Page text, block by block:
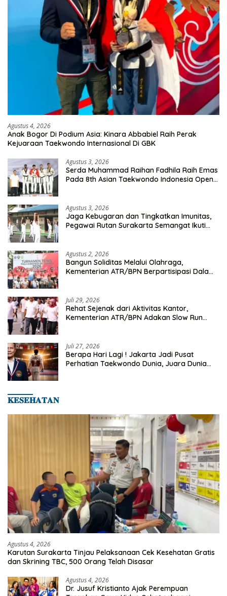
Agustus 4, 2026
Anak Bogor Di Podium Asia: Kinara Abbabiel Raih Perak
Kejuaraan Taekwondo Internasional Di GBK
Agustus 3, 2026
Serda Muhammad Raihan Fadhila Raih Emas
Pada 8th Asian Taekwondo Indonesia Open
Agustus 3, 2026
Jaga Kebugaran dan Tingkatkan Imunitas,
Pegawai Rutan Surakarta Semangat Ikuti
Agustus 2, 2026
Bangun Soliditas Melalui Olahraga,
Kementerian ATR/BPN Berpartisipasi Dalam
Juli 29, 2026
Rehat Sejenak dari Aktivitas Kantor,
Kementerian ATR/BPN Adakan Slow Run
Juli 27, 2026
Berapa Hari Lagi ! Jakarta Jadi Pusat
Perhatian Taekwondo Dunia, Juara Dunia
𝐊𝐄𝐒𝐄𝐇𝐀𝐓𝐀𝐍
Agustus 4, 2026
Karutan Surakarta Tinjau Pelaksanaan Cek Kesehatan Gratis
dan Skrining TBC, 500 Orang Telah Disasar
Agustus 4, 2026
Dr. Jusuf Kristianto Ajak Perempuan